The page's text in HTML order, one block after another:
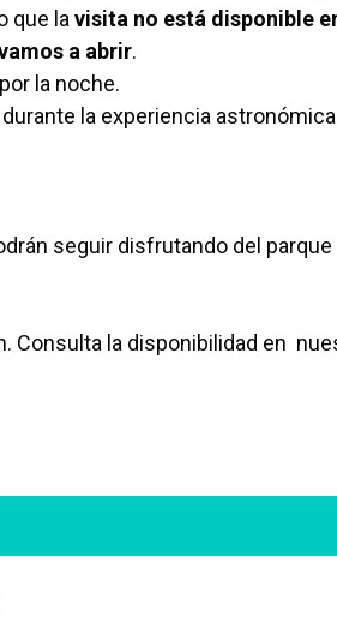
que la visita no está disponible
a abrir.
la noche.
la experiencia
seguir disfrutando del
Consulta la disponibilidad en